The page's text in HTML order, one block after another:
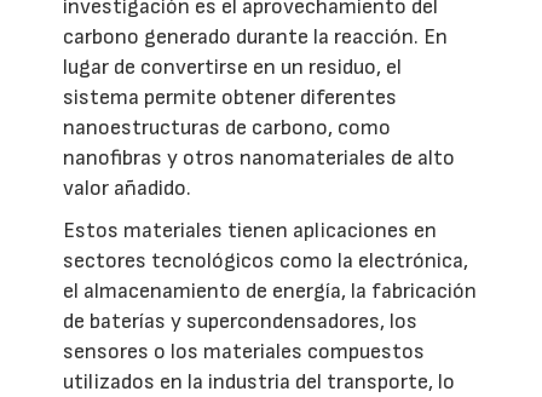
investigación es el aprovechamiento del
carbono generado durante la reacción. En
lugar de convertirse en un residuo, el
sistema permite obtener diferentes
nanoestructuras de carbono, como
nanofibras y otros nanomateriales de alto
valor añadido.
Estos materiales tienen aplicaciones en
sectores tecnológicos como la electrónica,
el almacenamiento de energía, la fabricación
de baterías y supercondensadores, los
sensores o los materiales compuestos
utilizados en la industria del transporte, lo